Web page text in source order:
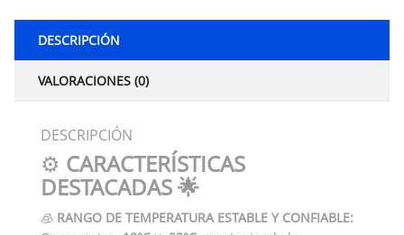
DESCRIPCIÓN
VALORACIONES (0)
DESCRIPCIÓN
⚙️ CARACTERÍSTICAS
DESTACADAS 🌟
🧊 RANGO DE TEMPERATURA ESTABLE Y CONFIABLE: